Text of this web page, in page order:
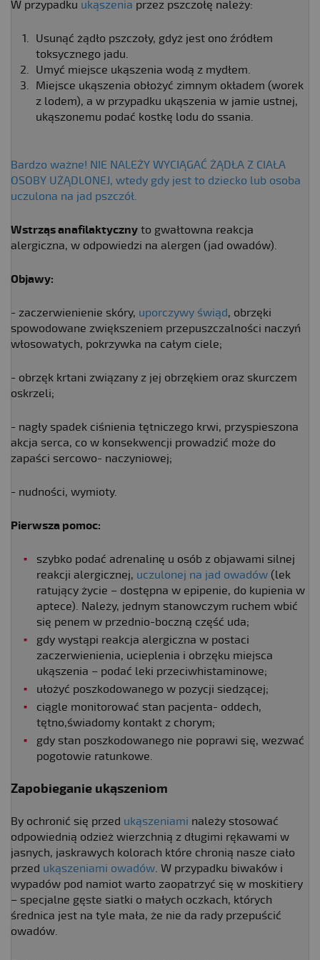
W przypadku ukąszenia przez pszczołę należy:
Usunąć żądło pszczoły, gdyż jest ono źródłem
toksycznego jadu.
Umyć miejsce ukąszenia wodą z mydłem.
Miejsce ukąszenia obłożyć zimnym okładem (worek
z lodem), a w przypadku ukąszenia w jamie ustnej,
ukąszonemu podać kostkę lodu do ssania.
Bardzo ważne! NIE NALEŻY WYCIĄGAĆ ŻĄDŁA Z CIAŁA
OSOBY UŻĄDLONEJ, wtedy gdy jest to dziecko lub osoba
uczulona na jad pszczół.
Wstrząs anafilaktyczny to gwałtowna reakcja
alergiczna, w odpowiedzi na alergen (jad owadów).
Objawy:
- zaczerwienienie skóry, uporczywy świąd, obrzęki
spowodowane zwiększeniem przepuszczalności naczyń
włosowatych, pokrzywka na całym ciele;
- obrzęk krtani związany z jej obrzękiem oraz skurczem
oskrzeli;
- nagły spadek ciśnienia tętniczego krwi, przyspieszona
akcja serca, co w konsekwencji prowadzić może do
zapaści sercowo- naczyniowej;
- nudności, wymioty.
Pierwsza pomoc:
szybko podać adrenalinę u osób z objawami silnej
reakcji alergicznej, uczulonej na jad owadów (lek
ratujący życie – dostępna w epipenie, do kupienia w
aptece). Należy, jednym stanowczym ruchem wbić
się penem w przednio-boczną część uda;
gdy wystąpi reakcja alergiczna w postaci
zaczerwienienia, ucieplenia i obrzęku miejsca
ukąszenia – podać leki przeciwhistaminowe;
ułożyć poszkodowanego w pozycji siedzącej;
ciągle monitorować stan pacjenta- oddech,
tętno,świadomy kontakt z chorym;
gdy stan poszkodowanego nie poprawi się, wezwać
pogotowie ratunkowe.
Zapobieganie ukąszeniom
By ochronić się przed ukąszeniami należy stosować
odpowiednią odzież wierzchnią z długimi rękawami w
jasnych, jaskrawych kolorach które chronią nasze ciało
przed ukąszeniami owadów. W przypadku biwaków i
wypadów pod namiot warto zaopatrzyć się w moskitiery
– specjalne gęste siatki o małych oczkach, których
średnica jest na tyle mała, że nie da rady przepuścić
owadów.